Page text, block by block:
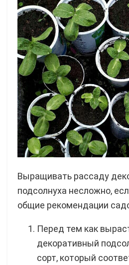
Выращивать рассаду
подсолнуха несложно,
общие рекомендации
Перед тем как
декоративный
сорт, который